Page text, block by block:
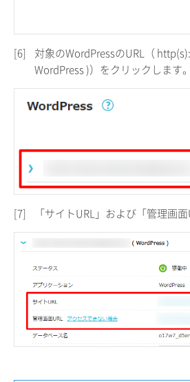
[6]
対象のWordPressのURL（
WordPress )）をクリックします。
[7] 「サイトURL」および「管理画